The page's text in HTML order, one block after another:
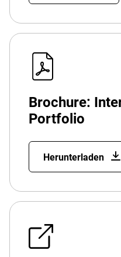
Brochure:
Portfolio
Herunterladen